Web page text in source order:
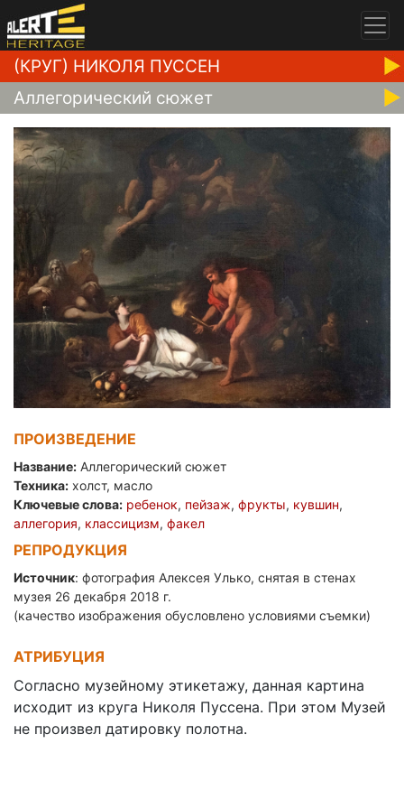
(КРУГ) НИКОЛЯ ПУССЕН
Аллегорический сюжет
ПРОИЗВЕДЕНИЕ
Название: Аллегорический сюжет
Техника: холст, масло
Ключевые слова: ребенок, пейзаж, фрукты, кувшин,
аллегория, классицизм, факел
РЕПРОДУКЦИЯ
Источник: фотография Алексея Улько, снятая в стенах
музея 26 декабря 2018 г.
(качество изображения обусловлено условиями съемки)
АТРИБУЦИЯ
Согласно музейному этикетажу, данная картина
исходит из круга Николя Пуссена. При этом Музей
не произвел датировку полотна.